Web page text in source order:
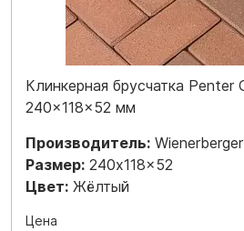
Клинкерная брусчатка Penter
240x118x52 мм
Производитель: Wienerberger
Размер: 240x118x52
Цвет: Жёлтый
Цена